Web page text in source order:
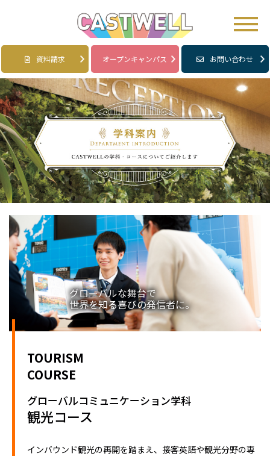
資料請求 オープンキャンパス お問い合わせ
グローバルな舞台で
世界を知る喜びの発信者に。
TOURISM
COURSE
グローバルコミュニケーション学科
観光コース
インバウンド観光の再開を踏まえ、接客英語や観光分野の専